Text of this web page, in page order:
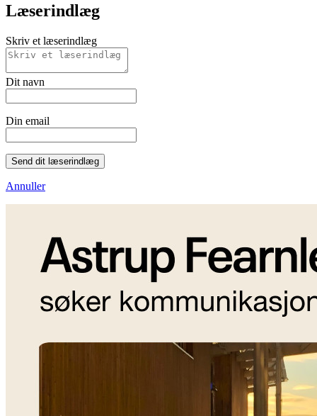
Læserindlæg
Skriv et læserindlæg
Dit navn
Din email
Send dit læserindlæg
Annuller